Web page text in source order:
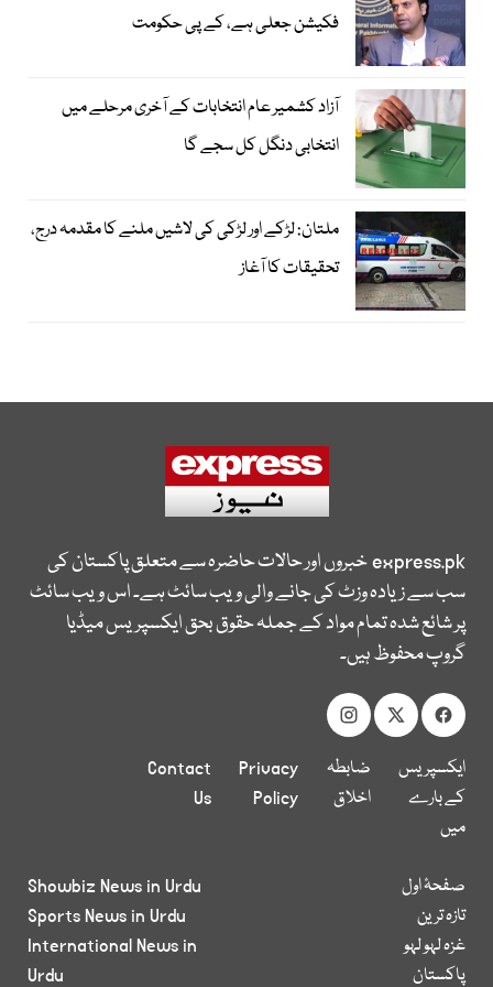
فکیشن جعلی ہے، کے پی حکومت
آزاد کشمیر عام انتخابات کے آخری مرحلے میں
انتخابی دنگل کل سجے گا
ملتان: لڑکے اور لڑکی کی لاشیں ملنے کا مقدمہ درج،
تحقیقات کا آغاز
express.pkخبروں اور حالات حاضرہ سے متعلق پاکستان کی
سب سے زیادہ وزٹ کی جانے والی ویب سائٹ ہے۔ اس ویب سائٹ
پر شائع شدہ تمام مواد کے جملہ حقوق بحق ایکسپریس میڈیا
گروپ محفوظ ہیں۔
ایکسپریس
کے بارے
میں
ضابطہ
اخلاق
Privacy
Policy
Contact
Us
صفحۂ اول
تازہ ترین
غزہ لہو لہو
پاکستان
Showbiz News in Urdu
Sports News in Urdu
International News in
Urdu